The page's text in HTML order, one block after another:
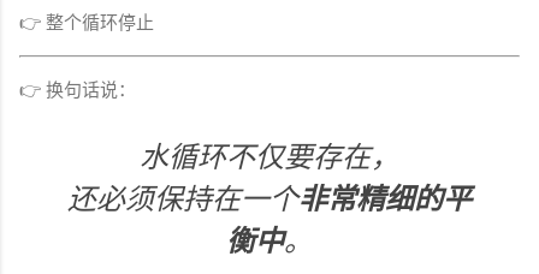
👉 整个循环停止
👉 换句话说：
水循环不仅要存在，
还必须保持在一个非常精细的平
衡中。